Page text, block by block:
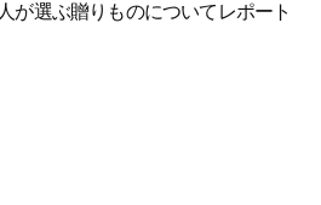
が選ぶ贈りものについてレポート